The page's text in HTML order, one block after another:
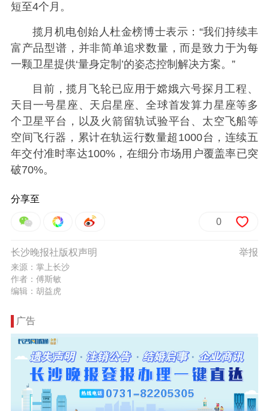
短至4个月。
揽月机电创始人杜金榜博士表示：“我们持续丰
富产品型谱，并非简单追求数量，而是致力于为每
一颗卫星提供‘量身定制’的姿态控制解决方案。”
目前，揽月飞轮已应用于嫦娥六号探月工程、
天目一号星座、天启星座、全球首发算力星座等多
个卫星平台，以及火箭留轨试验平台、太空飞船等
空间飞行器，累计在轨运行数量超1000台，连续五
年交付准时率达100%，在细分市场用户覆盖率已突
破70%。
分享至
0
举报
长沙晚报社版权声明
来源：掌上长沙
作者：傅斯敏
编辑：胡益虎
广告